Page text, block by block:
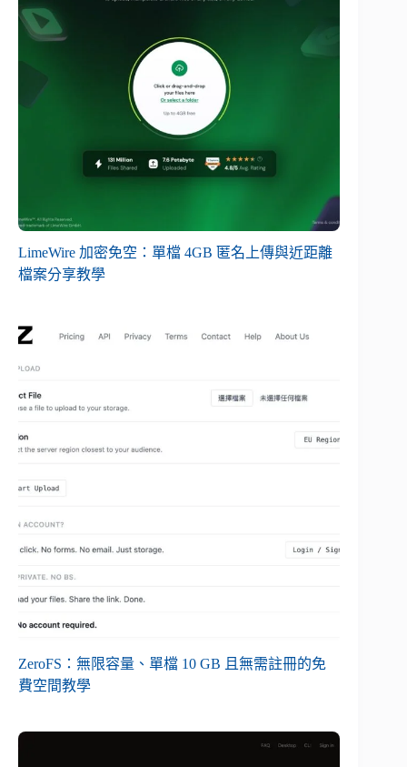
LimeWire 加密免空：單檔 4GB 匿名上傳與近距離
檔案分享教學
ZeroFS：無限容量、單檔 10 GB 且無需註冊的免
費空間教學